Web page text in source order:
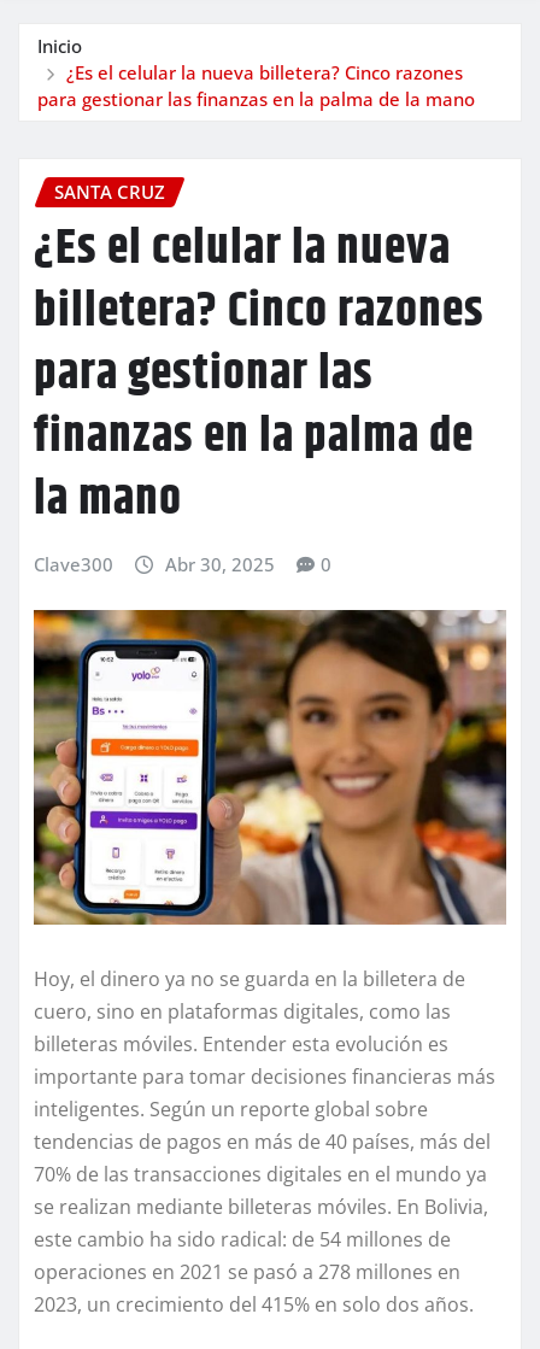
Inicio
¿Es el celular la nueva billetera? Cinco razones
para gestionar las finanzas en la palma de la mano
SANTA CRUZ
¿Es el celular la nueva
billetera? Cinco razones
para gestionar las
finanzas en la palma de
la mano
Clave300 Abr 30, 2025 0
Hoy, el dinero ya no se guarda en la billetera de
cuero, sino en plataformas digitales, como las
billeteras móviles. Entender esta evolución es
importante para tomar decisiones financieras más
inteligentes. Según un reporte global sobre
tendencias de pagos en más de 40 países, más del
70% de las transacciones digitales en el mundo ya
se realizan mediante billeteras móviles. En Bolivia,
este cambio ha sido radical: de 54 millones de
operaciones en 2021 se pasó a 278 millones en
2023, un crecimiento del 415% en solo dos años.